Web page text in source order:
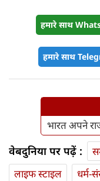
हमारे साथ
हमारे साथ
भारत अपने
वेबदुनिया पर पढ़ें :
लाइफ स्‍टाइल
धर्म-